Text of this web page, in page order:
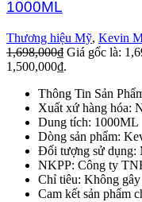
1000ML
Thương hiệu Mỹ, Kevin
1,698,000₫ Giá gốc là:
1,500,000₫.
Thông Tin Sản
Xuất xứ hàng hóa:
Dung tích: 1000ML
Dòng sản phẩm:
Đối tượng sử dụng:
NKPP: Công ty
Chỉ tiêu: Không
Cam kết sản phẩm